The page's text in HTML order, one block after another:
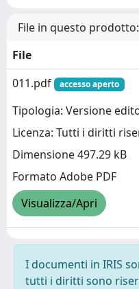
File in questo prodotto:
File
011.pdf
accesso aperto
Tipologia: Versione
Licenza: Tutti i diritti
Dimensione 497.29 kB
Formato Adobe PDF
Visualizza/Apri
I documenti in IRIS
tutti i diritti sono